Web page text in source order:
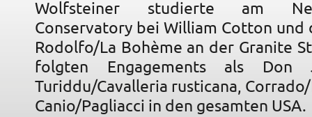
Wolfsteiner studierte am
Conservatory bei William Cotton
Rodolfo/La Bohème an der Granite
folgten Engagements als Don
Turiddu/Cavalleria rusticana,
Canio/Pagliacci in den gesamten USA.